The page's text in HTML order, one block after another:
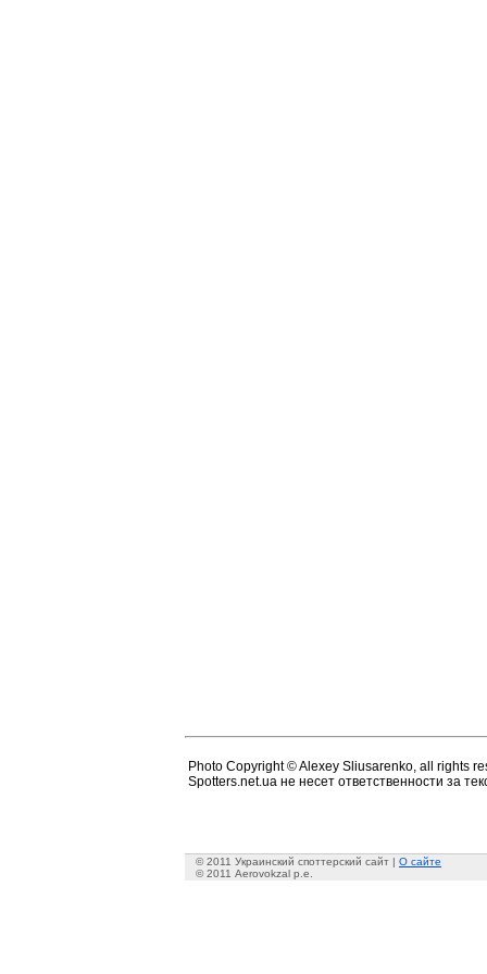
Photo Copyright © Alexey Sliusarenko, all rights
Spotters.net.ua не несет ответственности за
© 2011 Украинский споттерский сайт | О сайте
© 2011 Aerovokzal p.e.